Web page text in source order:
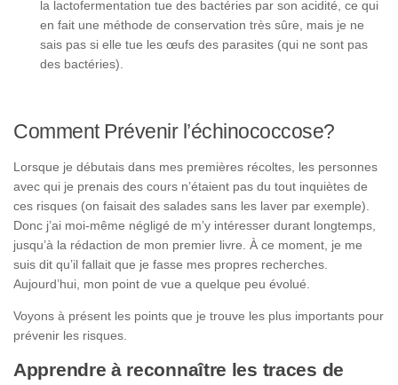
la lactofermentation tue des bactéries par son acidité, ce qui
en fait une méthode de conservation très sûre, mais je ne
sais pas si elle tue les œufs des parasites (qui ne sont pas
des bactéries).
Comment Prévenir l’échinococcose?
Lorsque je débutais dans mes premières récoltes, les personnes
avec qui je prenais des cours n’étaient pas du tout inquiètes de
ces risques (on faisait des salades sans les laver par exemple).
Donc j’ai moi-même négligé de m’y intéresser durant longtemps,
jusqu’à la rédaction de mon premier livre. À ce moment, je me
suis dit qu’il fallait que je fasse mes propres recherches.
Aujourd’hui, mon point de vue a quelque peu évolué.
Voyons à présent les points que je trouve les plus importants pour
prévenir les risques.
Apprendre à reconnaître les traces de